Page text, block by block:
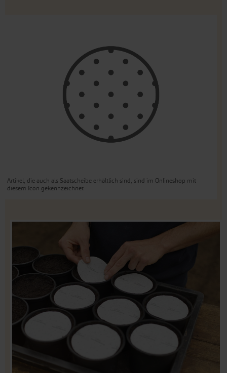
Artikel, die auch als Saatscheibe erhältlich sind, sind im Onlineshop mit
diesem Icon gekennzeichnet